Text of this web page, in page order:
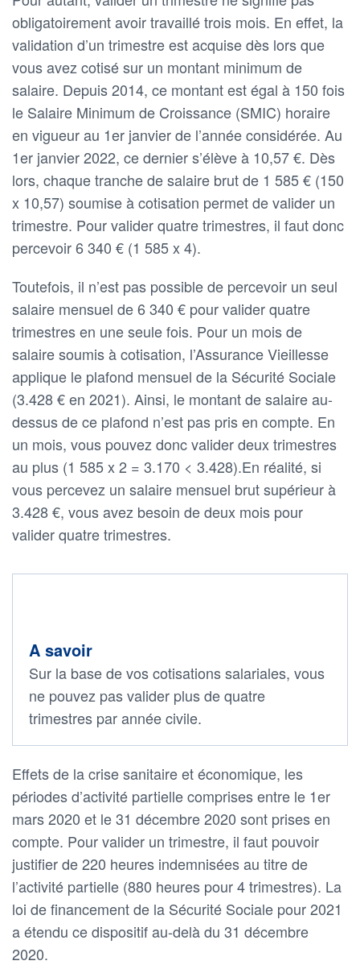
obligatoirement avoir travaillé trois mois. En effet, la
validation d’un trimestre est acquise dès lors que
vous avez cotisé sur un montant minimum de
salaire. Depuis 2014, ce montant est égal à 150 fois
le Salaire Minimum de Croissance (SMIC) horaire
en vigueur au 1er janvier de l’année considérée. Au
1er janvier 2022, ce dernier s’élève à 10,57 €. Dès
lors, chaque tranche de salaire brut de 1 585 € (150
x 10,57) soumise à cotisation permet de valider un
trimestre. Pour valider quatre trimestres, il faut donc
percevoir 6 340 € (1 585 x 4).
Toutefois, il n’est pas possible de percevoir un seul
salaire mensuel de 6 340 € pour valider quatre
trimestres en une seule fois. Pour un mois de
salaire soumis à cotisation, l’Assurance Vieillesse
applique le plafond mensuel de la Sécurité Sociale
(3.428 € en 2021). Ainsi, le montant de salaire au-
dessus de ce plafond n’est pas pris en compte. En
un mois, vous pouvez donc valider deux trimestres
au plus (1 585 x 2 = 3.170 < 3.428).En réalité, si
vous percevez un salaire mensuel brut supérieur à
3.428 €, vous avez besoin de deux mois pour
valider quatre trimestres.
A savoir
Sur la base de vos cotisations salariales, vous
ne pouvez pas valider plus de quatre
trimestres par année civile.
Effets de la crise sanitaire et économique, les
périodes d’activité partielle comprises entre le 1er
mars 2020 et le 31 décembre 2020 sont prises en
compte. Pour valider un trimestre, il faut pouvoir
justifier de 220 heures indemnisées au titre de
l’activité partielle (880 heures pour 4 trimestres). La
loi de financement de la Sécurité Sociale pour 2021
a étendu ce dispositif au-delà du 31 décembre
2020.